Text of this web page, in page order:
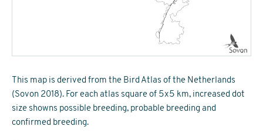
This map is derived from the Bird Atlas of the Netherlands
(Sovon 2018). For each atlas square of 5x5 km, increased dot
size showns possible breeding, probable breeding and
confirmed breeding.